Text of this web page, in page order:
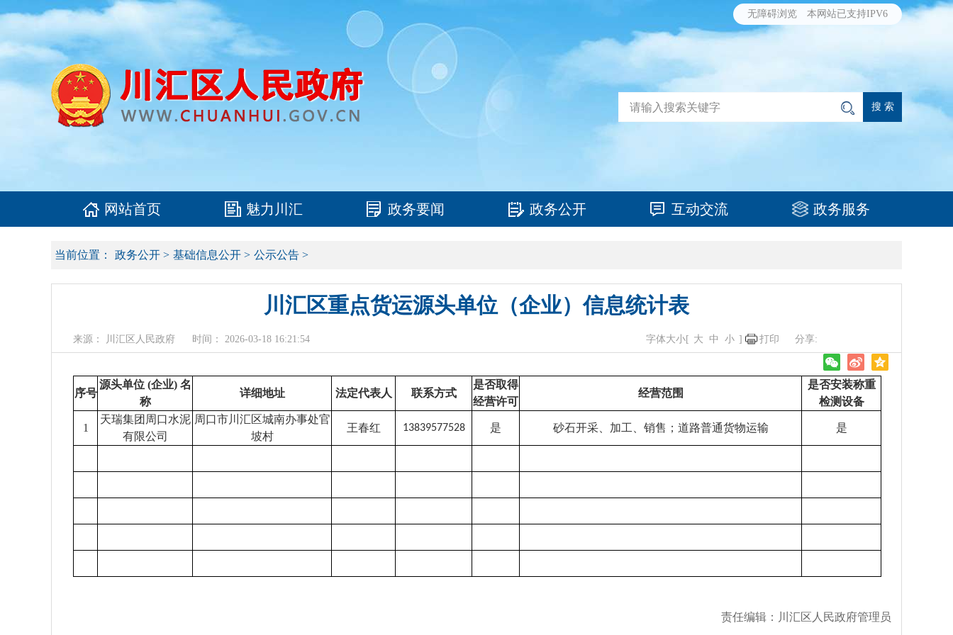
无障碍浏览 本网站已支持IPV6
网站首页 魅力川汇 政务要闻 政务公开 互动交流 政务服务
当前位置： 政务公开 > 基础信息公开 > 公示公告 >
川汇区重点货运源头单位（企业）信息统计表
来源： 川汇区人民政府 时间： 2026-03-18 16:21:54 字体大小[ 大 中 小 ] 打印
序号
源头单位(企业) 名
称
详细地址 法定代表人 联系方式
是否取得
经营许可
经营范围
是否安装称重
检测设备
1
天瑞集团周口水泥
有限公司
周口市川汇区城南办事处官
坡村
王春红 13839577528 是 砂石开采、加工、销售；道路普通货物运输 是
责任编辑：川汇区人民政府管理员